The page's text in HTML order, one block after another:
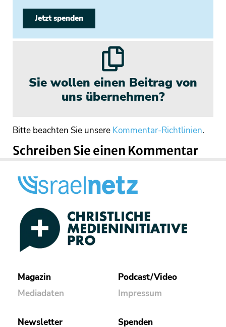
Jetzt spenden
Sie wollen einen Beitrag von
uns übernehmen?
Bitte beachten Sie unsere Kommentar-Richtlinien.
Schreiben Sie einen Kommentar
Magazin
Mediadaten
Podcast/Video
Impressum
Newsletter Spenden